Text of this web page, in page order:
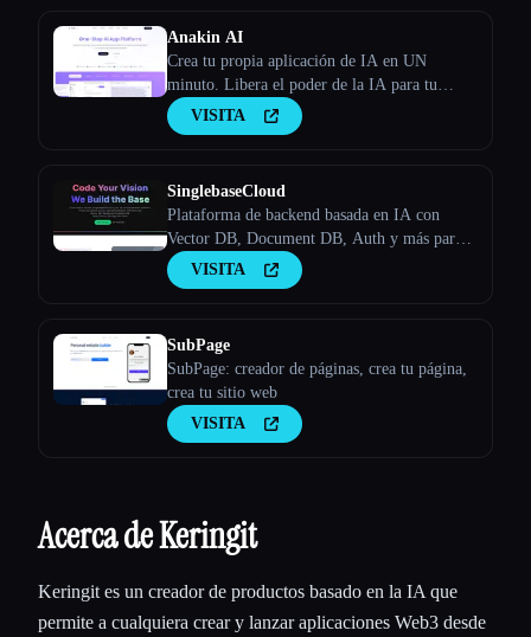
Anakin AI
Crea tu propia aplicación de IA en UN
minuto. Libera el poder de la IA para tu
empresa. Nuestro creador de aplicaciones de
IA sin código te permite crear aplicaciones de
VISITA
SinglebaseCloud
Plataforma de backend basada en IA con
Vector DB, Document DB, Auth y más para
acelerar el desarrollo de aplicaciones.
VISITA
SubPage
SubPage: creador de páginas, crea tu página,
crea tu sitio web
VISITA
Acerca de Keringit
Keringit es un creador de productos basado en la IA que
permite a cualquiera crear y lanzar aplicaciones Web3 desde